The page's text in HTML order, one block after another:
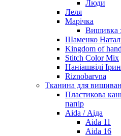
Люди
Леля
Марічка
Вишивка
Шаменко
Kingdom of
Stitch Color Mix
Наніашвілі
Riznobarvna
Тканина для
Пластикова
папір
Aida / Аіда
Aida 11
Aida 16